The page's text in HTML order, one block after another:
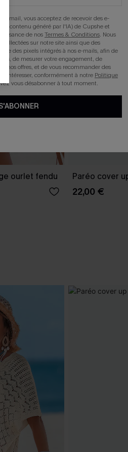
ourlet fendu Paréo cover
22,00 €
e-mail, vous acceptez de recevoir des e-
contenu généré par l'IA) de Cupshe et
de nosTermes & Conditions. Nous
sur notre site ainsi que des
que des pixels intégrés à nos e-mails, afin de
de mesurer votre engagement, de
nos offres, et de vous recommander des
intéresser, conformément à notre Politique
vous désabonner à tout moment.